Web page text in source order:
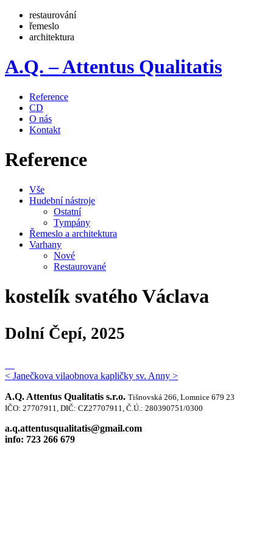
restaurování
řemeslo
architektura
A.Q. – Attentus Qualitatis
Reference
CD
O nás
Kontakt
Reference
Vše
Hudební nástroje
Ostatní
Tympány
Řemeslo a architektura
Varhany
Nové
Restaurované
kostelík svatého Václava
Dolní Čepí, 2025
< Janečkova vilaobnova kapličky sv. Anny >
A.Q. Attentus Qualitatis s.r.o. Tišnovská 266, Lomnice 679 23
IČO: 27707911, DIČ: CZ27707911, Č.Ú.: 280390751/0300
a.q.attentusqualitatis@gmail.com
info: 723 266 679